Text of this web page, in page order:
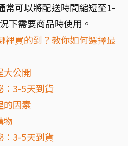
常可以將配送時間縮短至1-
下需要商品時使用。
裡買的到？教你如何選擇最
大公開
：3-5天到貨
的因素
物
：3-5天到貨